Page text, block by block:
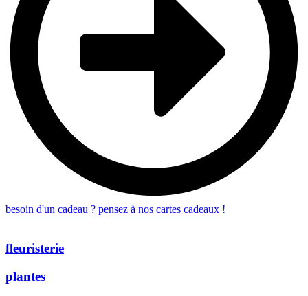
besoin d'un cadeau ? pensez à nos cartes cadeaux !
fleuristerie
plantes